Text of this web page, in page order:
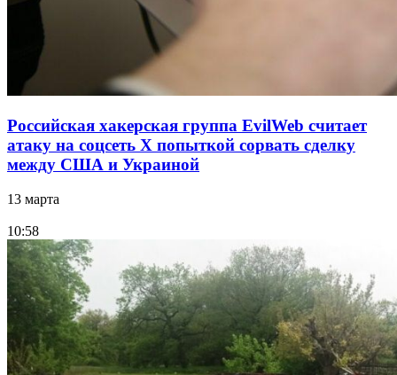
Российская хакерская группа EvilWeb считает
атаку на соцсеть Х попыткой сорвать сделку
между США и Украиной
13 марта
10:58